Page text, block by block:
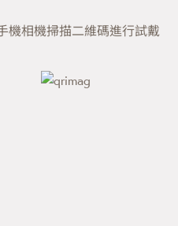
機相機掃描二維碼進行試戴